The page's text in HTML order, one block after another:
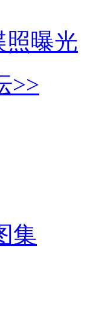
照曝光
>>
集